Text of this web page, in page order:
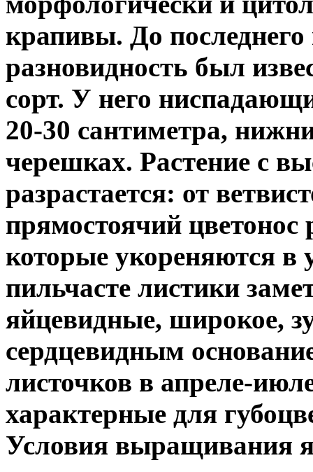
крапивы. До
разновидность был
сорт. У него
20-30 сантиметра,
черешках. Растение с
разрастается: от
прямостоячий
которые укореняются в
пильчасте листики
яйцевидные, широкое,
сердцевидным
листочков в апреле-
характерные для
Условия выращивания